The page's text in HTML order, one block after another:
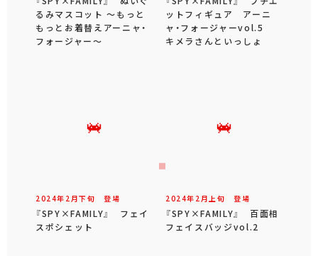
るみマスコット ～もっと
もっとお着替えアーニャ・
フォージャー～
ットフィギュア アーニ
ャ・フォージャーvol.5
キメラさんといっしょ
2024年 2 月下旬 登場
『SPY×FAMILY』 フェイ
スポシェット
2024年 2 月 上旬 登場
『SPY×FAMILY』 百面相
フェイスバッジvol.2